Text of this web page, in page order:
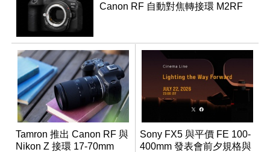
Canon RF 自動對焦轉接環 M2RF
Tamron 推出 Canon RF 與
Nikon Z 接環 17-70mm
Sony FX5 與平價 FE 100-
400mm 發表會前夕規格與